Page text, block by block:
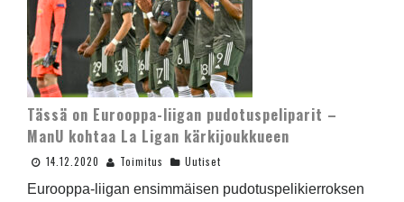
Tässä on Eurooppa-liigan pudotuspeliparit –
ManU kohtaa La Ligan kärkijoukkueen
14.12.2020 Toimitus Uutiset
Eurooppa-liigan ensimmäisen pudotuspelikierroksen